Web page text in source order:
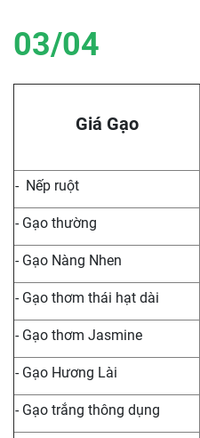
03/04
Giá Gạo
- Nếp ruột
- Gạo thường
- Gạo Nàng Nhen
- Gạo thơm thái hạt dài
- Gạo thơm Jasmine
- Gạo Hương Lài
- Gạo trắng thông dụng